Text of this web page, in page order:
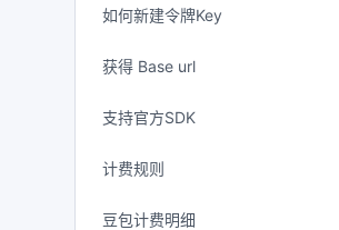
如何新建令牌Key
获得 Base url
支持官方SDK
计费规则
豆包计费明细